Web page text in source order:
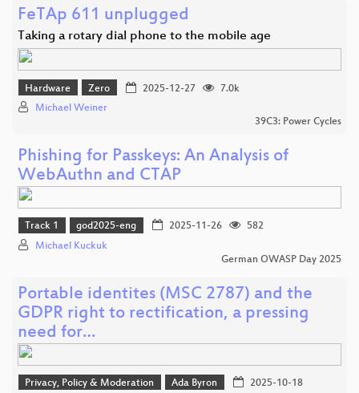
FeTAp 611 unplugged
Taking a rotary dial phone to the mobile age
Hardware Zero 2025-12-27
7.0k
Michael Weiner
39C3: Power Cycles
Phishing for Passkeys: An Analysis of
WebAuthn and CTAP
Track 1 god2025-eng 2025-11-26
582
Michael Kuckuk
German OWASP Day 2025
Portable identites (MSC 2787) and the
GDPR right to rectification, a pressing
need for…
Privacy, Policy & Moderation Ada Byron
2025-10-18